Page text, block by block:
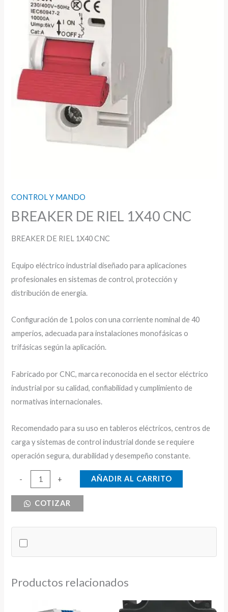
CONTROL Y MANDO
BREAKER DE RIEL 1X40 CNC
BREAKER DE RIEL 1X40 CNC
Equipo eléctrico industrial diseñado para aplicaciones
profesionales en sistemas de control, protección y
distribución de energía.
Configuración de 1 polos con una corriente nominal de 40
amperios, adecuada para instalaciones monofásicas o
trifásicas según la aplicación.
Fabricado por CNC, marca reconocida en el sector eléctrico
industrial por su calidad, confiabilidad y cumplimiento de
normativas internacionales.
Recomendado para su uso en tableros eléctricos, centros de
carga y sistemas de control industrial donde se requiere
operación segura, durabilidad y desempeño constante.
-
BREAKER
RIEL
cantidad
+ AÑADIR AL CARRITO
COTIZAR
Productos relacionados